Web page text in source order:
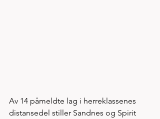
Av 14 påmeldte lag i herreklassenes
distansedel stiller Sandnes og Spirit